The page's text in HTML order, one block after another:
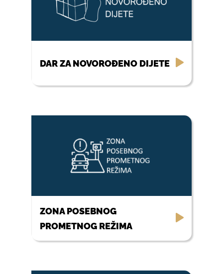
DAR ZA NOVOROĐENO DIJETE
ZONA POSEBNOG
PROMETNOG REŽIMA